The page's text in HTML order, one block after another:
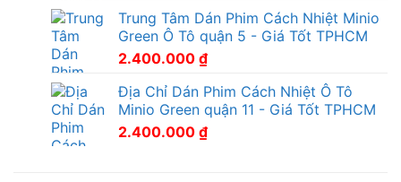
Trung Tâm Dán Phim Cách Nhiệt Minio
Green Ô Tô quận 5 - Giá Tốt TPHCM
2.400.000 ₫
Địa Chỉ Dán Phim Cách Nhiệt Ô Tô
Minio Green quận 11 - Giá Tốt TPHCM
2.400.000 ₫